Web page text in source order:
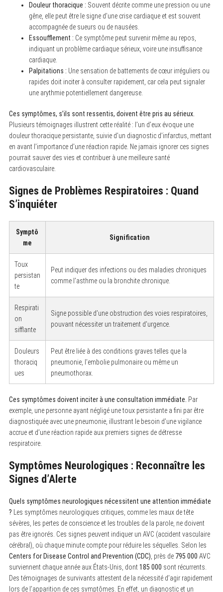
Douleur thoracique : Souvent décrite comme une pression ou une
gêne, elle peut être le signe d’une crise cardiaque et est souvent
accompagnée de sueurs ou de nausées.
Essoufflement : Ce symptôme peut survenir même au repos,
indiquant un problème cardiaque sérieux, voire une insuffisance
cardiaque.
Palpitations : Une sensation de battements de cœur irréguliers ou
rapides doit inciter à consulter rapidement, car cela peut signaler
une arythmie potentiellement dangereuse.
Ces symptômes, s’ils sont ressentis, doivent être pris au sérieux.
Plusieurs témoignages illustrent cette réalité : l’un d’eux évoque une
douleur thoracique persistante, suivie d’un diagnostic d’infarctus, mettant
en avant l’importance d’une réaction rapide. Ne jamais ignorer ces signes
pourrait sauver des vies et contribuer à une meilleure santé
cardiovasculaire.
Signes de Problèmes Respiratoires : Quand
S’inquiéter
Symptô
me
Signification
Toux
persistan
te
Peut indiquer des infections ou des maladies chroniques
comme l’asthme ou la bronchite chronique.
Respirati
on
sifflante
Signe possible d’une obstruction des voies respiratoires,
pouvant nécessiter un traitement d’urgence.
Douleurs
thoraciq
ues
Peut être liée à des conditions graves telles que la
pneumonie, l’embolie pulmonaire ou même un
pneumothorax.
Ces symptômes doivent inciter à une consultation immédiate. Par
exemple, une personne ayant négligé une toux persistante a fini par être
diagnostiquée avec une pneumonie, illustrant le besoin d’une vigilance
accrue et d’une réaction rapide aux premiers signes de détresse
respiratoire.
Symptômes Neurologiques : Reconnaître les
Signes d’Alerte
Quels symptômes neurologiques nécessitent une attention immédiate
? Les symptômes neurologiques critiques, comme les maux de tête
sévères, les pertes de conscience et les troubles de la parole, ne doivent
pas être ignorés. Ces signes peuvent indiquer un AVC (accident vasculaire
cérébral), où chaque minute compte pour réduire les séquelles. Selon les
Centers for Disease Control and Prevention (CDC) , près de 795 000 AVC
surviennent chaque année aux États-Unis, dont185 000 sont récurrents.
Des témoignages de survivants attestent de la nécessité d’agir rapidement
lors de l’apparition de ces symptômes. En effet, un diagnostic et un
e
a
r
f
r